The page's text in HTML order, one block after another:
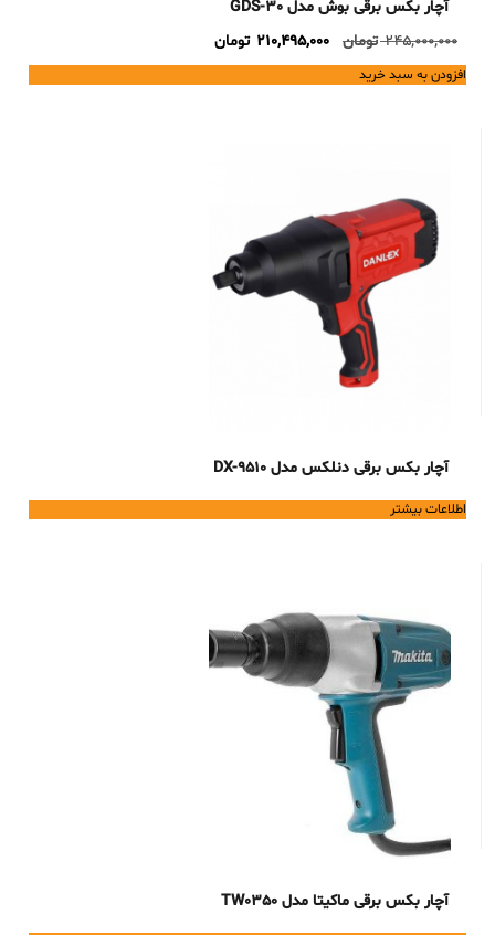
آچار بکس برقی بوش مدل GDS-30
245,000,000 تومان
Original
price
was:
210,495,000 تومانCurrent
price
is:
افزودن به سبد خرید
آچار بکس برقی دنلکس مدل DX-9510
اطلاعات بیشتر
آچار بکس برقی ماکیتا مدل TW0350